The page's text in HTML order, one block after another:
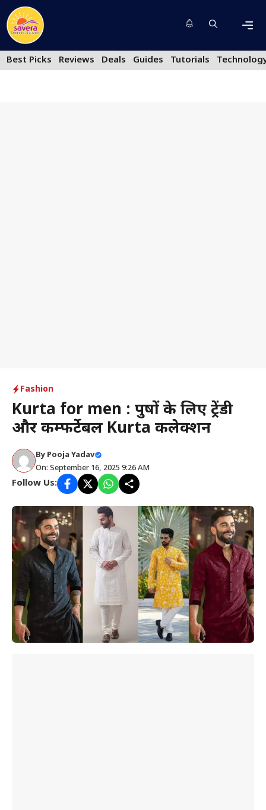
Skip
to
content
Best Picks
Reviews Deals Guides Tutorials
Fashion
Kurta for men : पुरुषों के लिए ट्रेंडी
और कम्फर्टेबल Kurta कलेक्शन
By Pooja Yadav
On: September 16, 2025 9:26 AM
Follow Us: